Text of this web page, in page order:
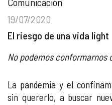
19/07/2020
El riesgo de una vida light
No podemos conformarnos
La pandemia y el
sin quererlo, a buscar